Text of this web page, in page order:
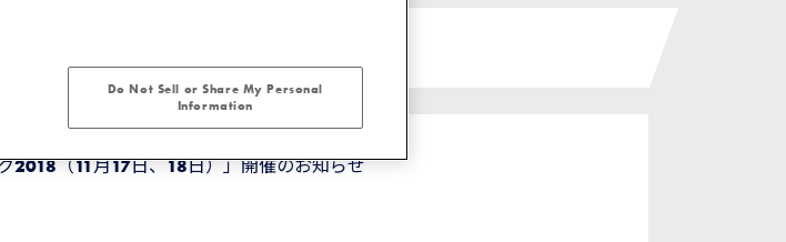
2018（11月17日、18日）」開催のお知らせ
Do Not Sell or Share My Personal
Information